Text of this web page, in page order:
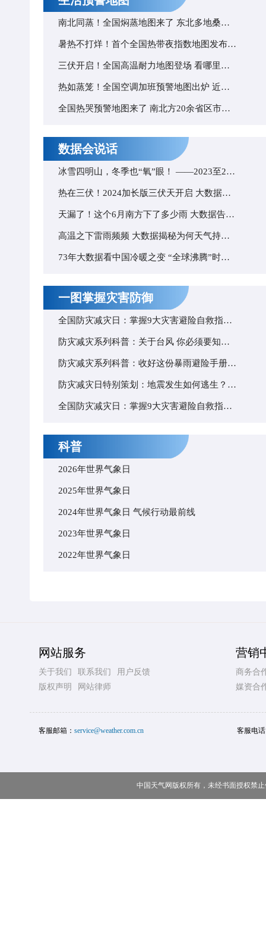
南北同蒸！全国焖蒸地图来了 东北多地桑拿天热过华南
暑热不打烊！首个全国热带夜指数地图发布 看哪里空调连轴转
三伏开启！全国高温耐力地图登场 看哪里暑热超长待机
热如蒸笼！全国空调加班预警地图出炉 近十省份空调需日夜连轴转
全国热哭预警地图来了 南北方20余省区市开启焖蒸模式
数据会说话
冰雪四明山，冬季也“氧”眼！ ——2023至2024年余姚四明山“富”氧报告出炉
热在三伏！2024加长版三伏天开启 大数据看哪里三伏高温最多
天漏了！这个6月南方下了多少雨 大数据告诉你暴雨是否越来越多了
高温之下雷雨频频 大数据揭秘为何天气持续晴热还会下雨
73年大数据看中国冷暖之变 “全球沸腾”时代已至该如何应对？
一图掌握灾害防御
全国防灾减灾日：掌握9大灾害避险自救指南 关键时刻能救命
防灾减灾系列科普：关于台风 你必须要知道的那些事儿
防灾减灾系列科普：收好这份暴雨避险手册 关键时刻能救命
防灾减灾日特别策划：地震发生如何逃生？速看避险知识手册
全国防灾减灾日：掌握9大灾害避险自救指南 关键时刻能救命
科普
2026年世界气象日
2025年世界气象日
2024年世界气象日 气候行动最前线
2023年世界气象日
2022年世界气象日
网站服务
关于我们 联系我们
用户反馈
版权声明
网站律师
营销
商务合
媒资合
客服邮箱： service@weather.com.cn 客服电
中国天气网版权所有，未经书面授权